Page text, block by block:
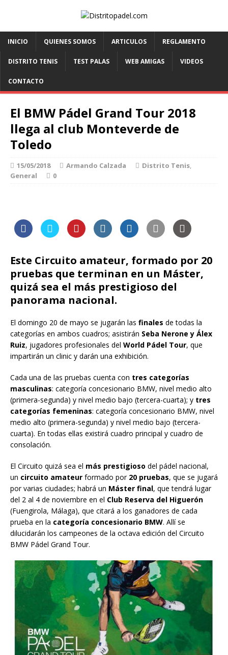
INICIO QUIENES SOMOS ARTICULOS REGLAMENTO
DISTRITO TENIS TEST PALAS WEB AMIGAS VIDEOS
CONTACTO
El BMW Pádel Grand Tour 2018
llega al club Monteverde de
Toledo
15/05/2018 Armando Calzada Distrito Tenis,
General
0
Este Circuito amateur, formado por 20
pruebas que terminan en un Máster,
quizá sea el más prestigioso del
panorama nacional.
El domingo 20 de mayo se jugarán las finales de todas la
categorías en ambos cuadros; asistirán Seba Nerone y Álex
Ruiz, jugadores profesionales del World Pádel Tour, que
impartirán un clinic y darán una exhibición.
Cada una de las pruebas cuenta con tres categorías
masculinas: categoría concesionario BMW, nivel medio alto
(primera-segunda) y nivel medio bajo (tercera-cuarta); y tres
categorías femeninas: categoría concesionario BMW, nivel
medio alto (primera-segunda) y nivel medio bajo (tercera-
cuarta). En todas ellas existirá cuadro principal y cuadro de
consolación.
El Circuito quizá sea el más prestigioso del pádel nacional,
un circuito amateur formado por20 pruebas, que se jugará
por varias ciudades; habrá un Máster final, que tendrá lugar
del 2 al 4 de noviembre en el Club Reserva del Higuerón
(Fuengirola, Málaga), que citará a los ganadores de cada
prueba en la categoría concesionario BMW. Allí se
dilucidarán los campeones de la octava edición del Circuito
BMW Pádel Grand Tour.